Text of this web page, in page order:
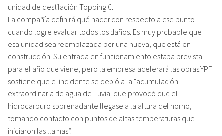
unidad de destilación Topping C.
La compañía definirá qué hacer con respecto a ese punto
cuando logre evaluar todos los daños. Es muy probable que
esa unidad sea reemplazada por una nueva, que está en
construcción. Su entrada en funcionamiento estaba prevista
para el año que viene, pero la empresa acelerará las obras.YPF
sostiene que el incidente se debió a la “acumulación
extraordinaria de agua de lluvia, que provocó que el
hidrocarburo sobrenadante llegase a la altura del horno,
tomando contacto con puntos de altas temperaturas que
iniciaron las llamas”.